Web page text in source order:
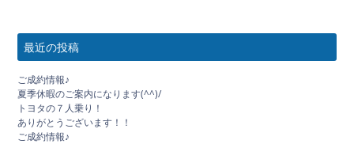
最近の投稿
ご成約情報♪
夏季休暇のご案内になります(^^)/
トヨタの７人乗り！
ありがとうございます！！
ご成約情報♪